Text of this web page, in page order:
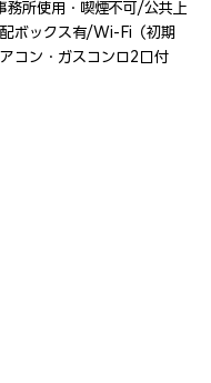
務所使用・喫煙不可/公共上
配ボックス有/Wi-Fi（初期
コン・ガスコンロ2口付